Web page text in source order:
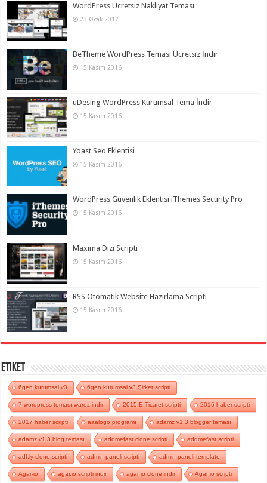
WordPress Ücretsiz Nakliyat Teması
23 Ocak 2017
BeTheme WordPress Teması Ücretsiz İndir
15 Kasım 2016
uDesing WordPress Kurumsal Tema İndir
15 Kasım 2016
Yoast Seo Eklentisi
15 Kasım 2016
WordPress Güvenlik Eklentisi iThemes Security Pro
15 Kasım 2016
Maxima Dizi Scripti
15 Kasım 2016
RSS Otomatik Website Hazırlama Scripti
15 Kasım 2016
Etiket
6gen kurumsal v3 6gen kurumsal v3 Şirket scripti
7 wordpress teması warez indir 2015 E Ticaret scripti 2016 haber scripti
2017 haber scripti aaalogo programı adamz v1.3 blogger teması
adamz v1.3 blog teması addmefast clone scripti addmefast scripti
adf.ly clone scripti admin paneli scripti admin paneli template
Agar-io agar.io scripti indir agar io clone indir Agar io scripti